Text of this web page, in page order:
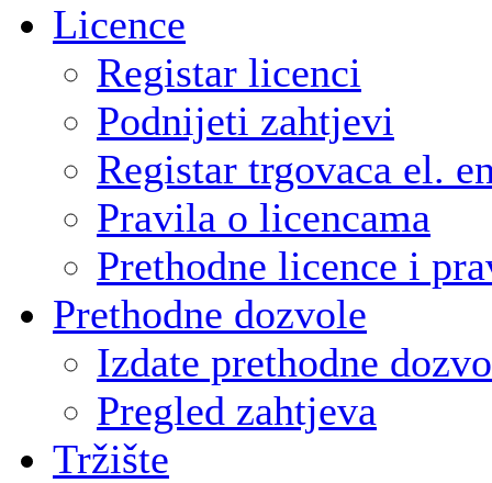
Licence
Registar licenci
Podnijeti zahtjevi
Registar trgovaca el.
Pravila o licencama
Prethodne licence i
Prethodne dozvole
Izdate prethodne
Pregled zahtjeva
Tržište